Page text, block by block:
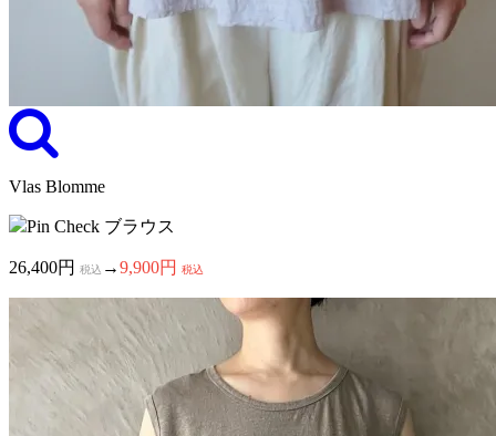
Vlas Blomme
Pin Check ブラウス
26,400円 税込 →9,900円 税込